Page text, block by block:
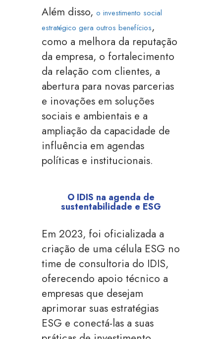
Além disso,o investimento social
estratégico gera outros benefícios,
como a melhora da reputação
da empresa, o fortalecimento
da relação com clientes, a
abertura para novas parcerias
e inovações em soluções
sociais e ambientais e a
ampliação da capacidade de
influência em agendas
políticas e institucionais.
O IDIS na agenda de
sustentabilidade e ESG
Em 2023, foi oficializada a
criação de uma célula ESG no
time de consultoria do IDIS,
oferecendo apoio técnico a
empresas que desejam
aprimorar suas estratégias
ESG e conectá-las a suas